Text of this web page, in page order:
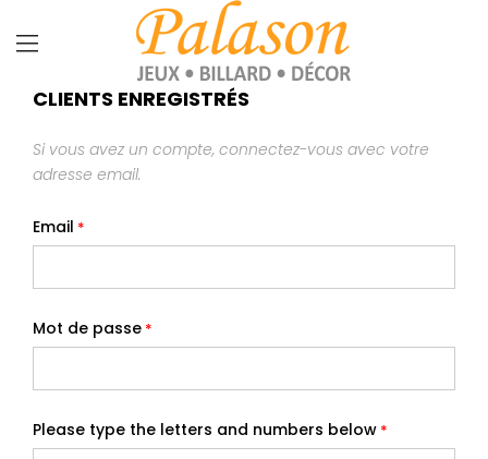
CLIENTS ENREGISTRÉS
Si vous avez un compte, connectez-vous avec votre
adresse email.
Email
Mot de passe
Please type the letters and numbers below